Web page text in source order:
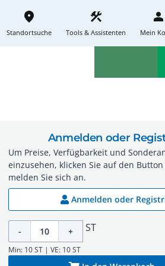
place
Standortsuche
construction
Tools & Assistenten
person
Mein
Anmelden oder
Um Preise, Verfügbarkeit und
einzusehen, klicken Sie auf den
melden Sie sich an.
Anmelden oder
- + ST
Min: 10 ST | VE: 10 ST